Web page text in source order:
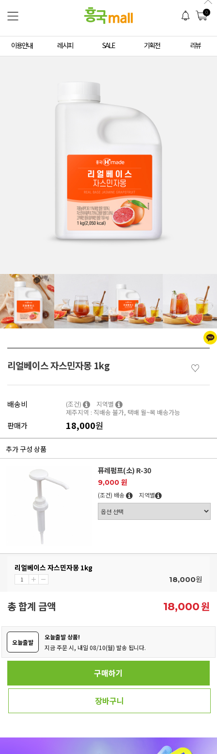
0
이용안내 레시피 SALE 기획전 리뷰
리얼베이스 자스민자몽 1kg ♡
배송비 (조건)
지역별
제주지역 : 직배송 불가, 택배 월~목 배송가능
판매가 18,000원
추가 구성 상품
퓨레펌프(소) R-30
9,000 원
(조건) 배송 지역별
리얼베이스 자스민자몽 1kg
18,000원
총 합계 금액 18,000원
오늘출발
오늘출발 상품!
지금 주문 시, 내일 08/10(월) 발송 됩니다.
구매하기
장바구니